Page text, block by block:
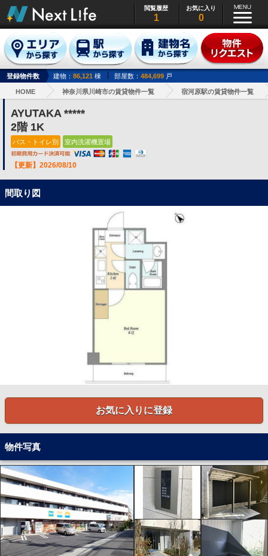
閲覧履歴
1
お気に入り
0
登録物件数 建物： 86,121 棟 部屋数： 484,699 戸
HOME 神奈川県川崎市の賃貸物件一覧 宿河原駅の賃貸物件一覧
AYUTAKA *****
2階 1K
バス・トイレ別 室内洗濯機置場
【更新】2026/08/10
間取り図
お気に入りに登録
物件写真